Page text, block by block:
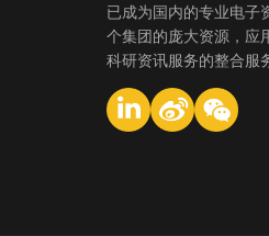
已成为国内的专业电子
个集团的庞大资源，应
科研资讯服务的整合服